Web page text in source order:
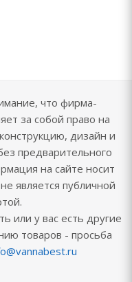
что фирма-
за собой право на
дизайн и
предварительного
на сайте носит
является публичной
или у вас есть другие
товаров - просьба